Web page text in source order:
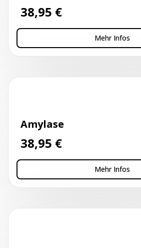
38,95 €
Mehr Infos
Amylase
38,95 €
Mehr Infos